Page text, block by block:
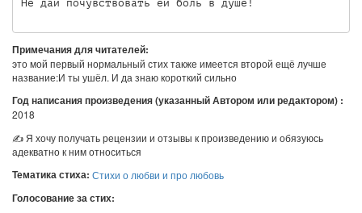
Примечания для читателей:
это мой первый нормальный стих также имеется второй ещё лучше
название:И ты ушёл. И да знаю короткий сильно
Год написания произведения (указанный Автором или редактором) :
2018
✍ Я хочу получать рецензии и отзывы к произведению и обязуюсь
адекватно к ним относиться
Тематика стиха: Стихи о любви и про любовь
Голосование за стих: